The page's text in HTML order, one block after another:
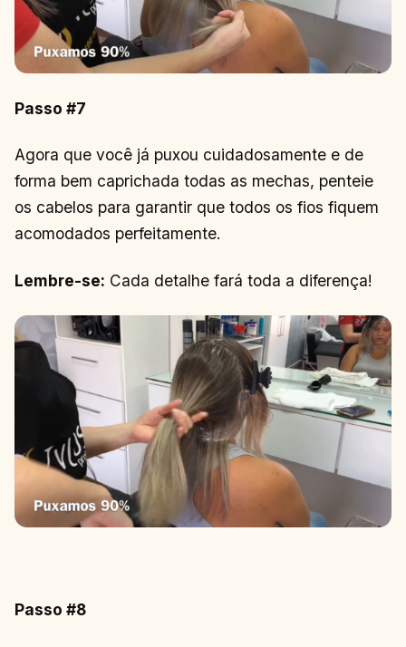
Passo #7
Agora que você já puxou cuidadosamente e de
forma bem caprichada todas as mechas, penteie
os cabelos para garantir que todos os fios fiquem
acomodados perfeitamente.
Lembre-se: Cada detalhe fará toda a diferença!
Passo #8